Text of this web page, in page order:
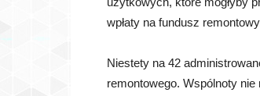
wpłaty na fundusz
Niestety na 42
remontowego. Wspólnoty